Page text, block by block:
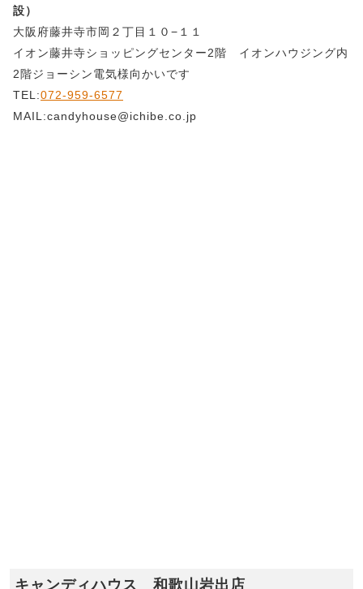
設）
大阪府藤井寺市岡２丁目１０−１１
イオン藤井寺ショッピングセンター2階 イオンハウジング内
2階ジョーシン電気様向かいです
TEL:072-959-6577
MAIL:candyhouse@ichibe.co.jp
キャンディハウス 和歌山岩出店